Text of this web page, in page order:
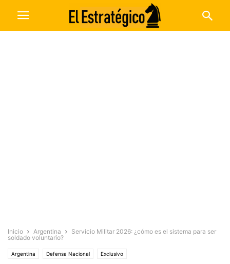
Inicio Argentina
Servicio Militar 2026: ¿cómo es el sistema para ser
soldado voluntario?
Argentina Defensa Nacional Exclusivo